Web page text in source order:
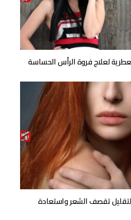
لعلاج فروة الرأس الحساسة
لتقليل تقصف الشعر واستعادة